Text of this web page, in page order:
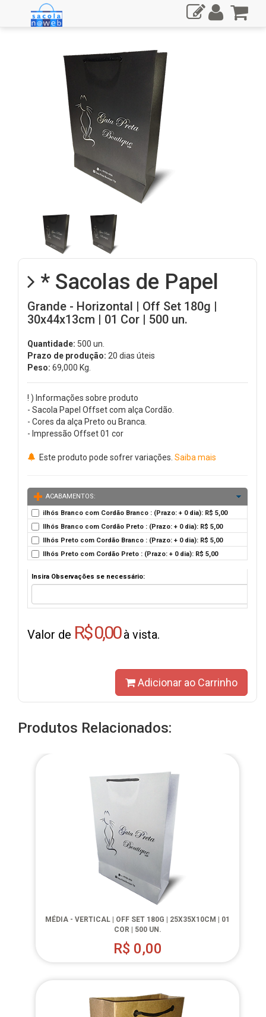
* Sacolas de Papel
Grande - Horizontal | Off Set 180g |
30x44x13cm | 01 Cor | 500 un.
Quantidade: 500 un.
Prazo de produção: 20 dias úteis
Peso: 69,000 Kg.
! ) Informações sobre produto
- Sacola Papel Offset com alça Cordão.
- Cores da alça Preto ou Branca.
- Impressão Offset 01 cor
Este produto pode sofrer variações. Saiba mais
ACABAMENTOS:
ilhós Branco com Cordão Branco : (Prazo: + 0 dia): R$ 5,00
Ilhós Branco com Cordão Preto : (Prazo: + 0 dia): R$ 5,00
Ilhós Preto com Cordão Branco : (Prazo: + 0 dia): R$ 5,00
Ilhós Preto com Cordão Preto : (Prazo: + 0 dia): R$ 5,00
Insira Observações se necessário:
Valor de R$ 0,00à vista.
Adicionar ao Carrinho
Produtos Relacionados:
MÉDIA - VERTICAL | OFF SET 180G | 25X35X10CM | 01
COR | 500 UN.
R$ 0,00